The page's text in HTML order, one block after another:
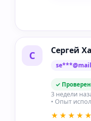
С Сергей
✓
3 недели
• Опыт
★★★★★